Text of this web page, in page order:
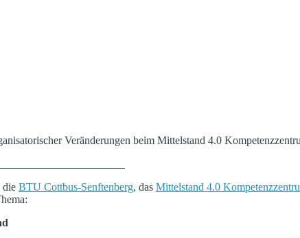
Veränderungen beim Mittelstand 4.0
die BTU Cottbus-Senftenberg, das Mittelstand 4.0